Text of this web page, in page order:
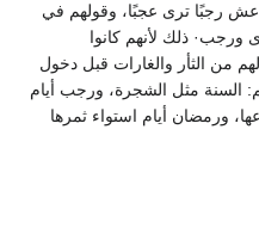
عش رجبًا ترى عجبًا، وقولهم في
ورجب· ذلك لأنهم كانوا
من الثأر والغارات قبل دخول
السنة مثل الشجرة، ورجب أيام
ورمضان أيام استواء ثمرها